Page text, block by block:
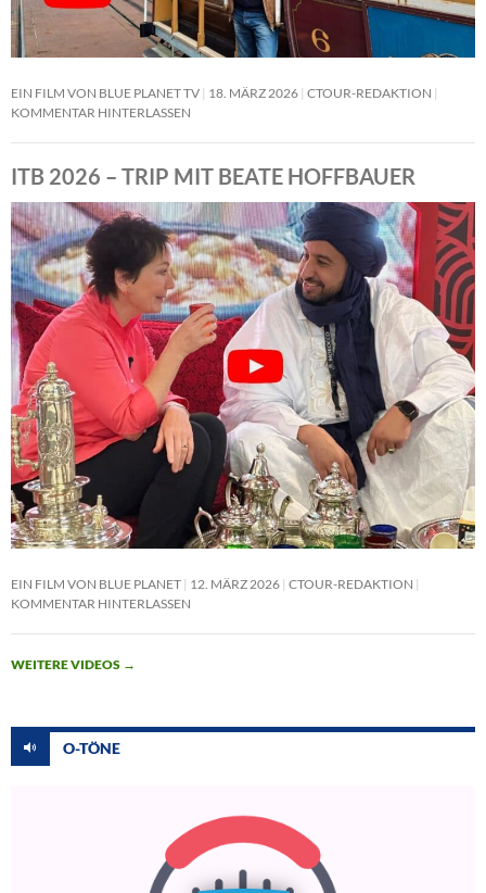
EIN FILM VON BLUE PLANET TV 18. MÄRZ 2026 CTOUR-REDAKTION
KOMMENTAR HINTERLASSEN
ITB 2026 – TRIP MIT BEATE HOFFBAUER
EIN FILM VON BLUE PLANET 12. MÄRZ 2026 CTOUR-REDAKTION
KOMMENTAR HINTERLASSEN
WEITERE VIDEOS →
O-TÖNE